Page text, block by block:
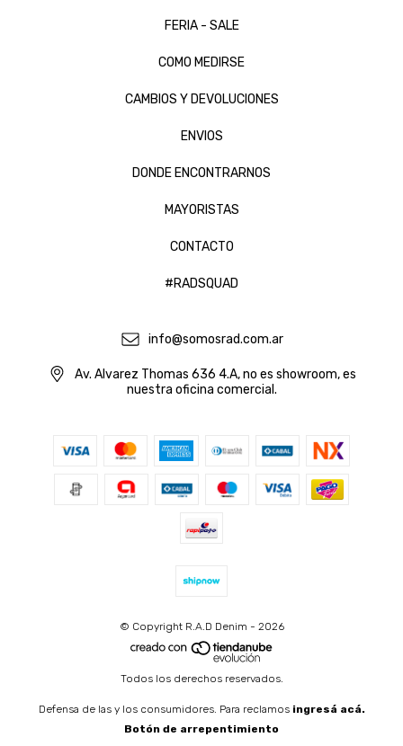
FERIA - SALE
COMO MEDIRSE
CAMBIOS Y DEVOLUCIONES
ENVIOS
DONDE ENCONTRARNOS
MAYORISTAS
CONTACTO
#RADSQUAD
info@somosrad.com.ar
Av. Alvarez Thomas 636 4.A, no es showroom, es
nuestra oficina comercial.
© Copyright R.A.D Denim - 2026
Todos los derechos reservados.
Defensa de las y los consumidores. Para reclamos ingresá acá.
Botón de arrepentimiento